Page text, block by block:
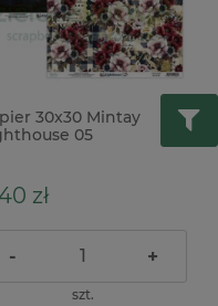
30x30 Mintay
05
zł
- +
szt.